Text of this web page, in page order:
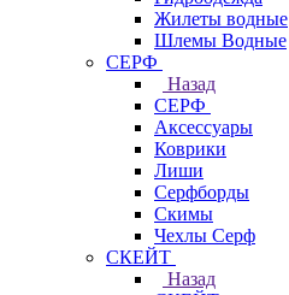
Жилеты водные
Шлемы Водные
СЕРФ
Назад
СЕРФ
Аксессуары
Коврики
Лиши
Серфборды
Скимы
Чехлы Cерф
СКЕЙТ
Назад